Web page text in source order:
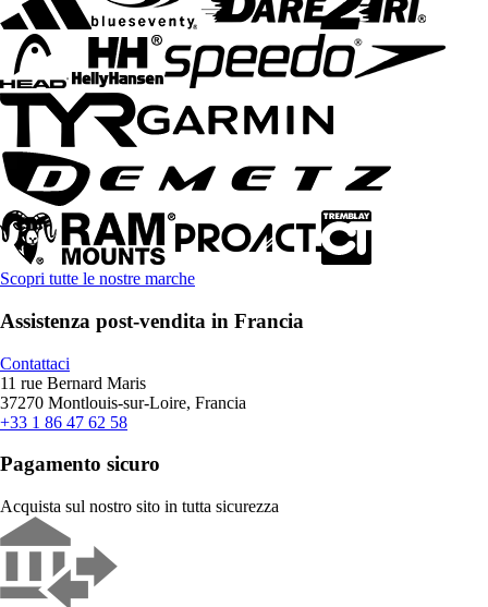
Scopri tutte le nostre marche
Assistenza post-vendita in Francia
Contattaci
11 rue Bernard Maris
37270 Montlouis-sur-Loire, Francia
+33 1 86 47 62 58
Pagamento sicuro
Acquista sul nostro sito in tutta sicurezza